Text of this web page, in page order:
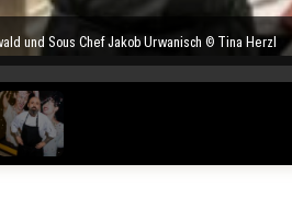
und Sous Chef Jakob Urwanisch © Tina Herzl